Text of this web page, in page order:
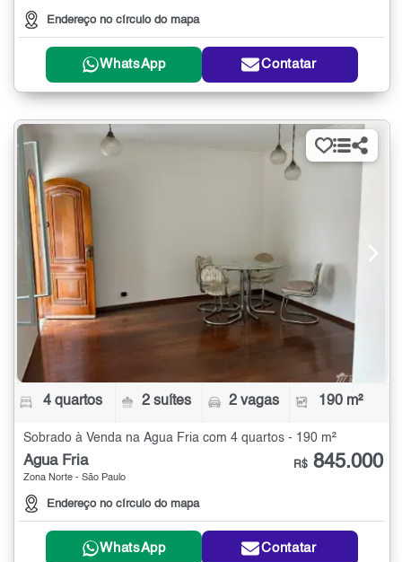
Endereço no círculo do mapa
WhatsApp Contatar
4 quartos 2 suítes 2 vagas 190 m²
Sobrado à Venda na Água Fria com 4 quartos - 190 m²
Água Fria
Zona Norte - São Paulo
Endereço no círculo do mapa
R$ 845.000
WhatsApp Contatar